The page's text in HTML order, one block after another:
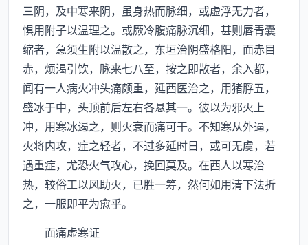
三阴，及中寒来阴，虽身热而脉细，或虚浮无力者，
惧用附子以温理之。或厥冷腹痛脉沉细，甚则唇青囊
缩者，急须生附以温散之，东垣治阴盛格阳，面赤目
赤，烦渴引饮，脉来七八至，按之即散者，余入都，
闻有一人病火冲头痛颇重，延西医治之，用猪脬五，
盛冰于中，头顶前后左右各悬其一。彼以为邪火上
冲，用寒冰遏之，则火衰而痛可干。不知寒从外逼，
火将内攻，症之轻者，不过多延时日，或可无虞，若
遇重症，尤恐火气攻心，挽回莫及。在西人以寒治
热，较俗工以风助火，已胜一筹，然何如用清下法折
之，一服即平为愈乎。
面痛虚寒证